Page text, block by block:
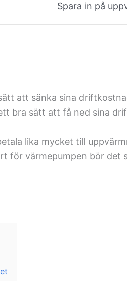
Spara in på
att sänka sina
bra sätt att få ned sina
lika mycket till
för värmepumpen bör det